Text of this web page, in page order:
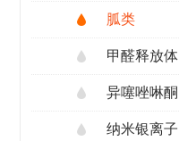
胍类
甲醛释放体
异噻唑啉酮
纳米银离子